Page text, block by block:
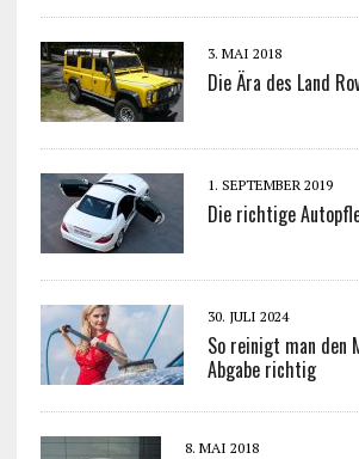
3. MAI 2018
Die Ära des Land
1. SEPTEMBER 2019
Die richtige
30. JULI 2024
So reinigt man den
Abgabe richtig
8. MAI 2018